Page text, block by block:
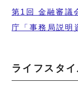
第1回 金融審議
庁「事務局説明
ライフスタ